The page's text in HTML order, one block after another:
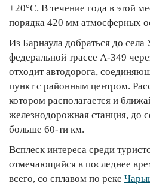
+20°С. В течение года в этой
порядка 420 мм атмосферных
Из Барнаула добраться до
федеральной трассе А-349
отходит автодорога,
пункт с районным центром.
котором располагается и
железнодорожная станция, до
больше 60-ти км.
Всплеск интереса среди
отмечающийся в последнее
всего, со сплавом по реке